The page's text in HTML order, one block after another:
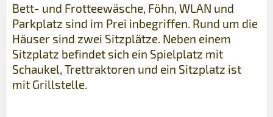
Bett- und Frotteewäsche, Föhn, WLAN und
Parkplatz sind im Prei inbegriffen. Rund um die
Häuser sind zwei Sitzplätze. Neben einem
Sitzplatz befindet sich ein Spielplatz mit
Schaukel, Trettraktoren und ein Sitzplatz ist
mit Grillstelle.